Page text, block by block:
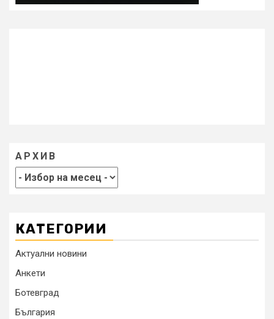
АРХИВ
КАТЕГОРИИ
Актуални новини
Анкети
Ботевград
България